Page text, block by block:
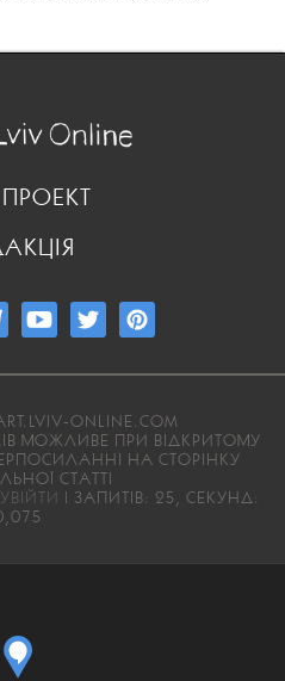
ONLINE.COM
МОЖЛИВЕ ПРИ ВІДКРИТОМУ
НА СТОРІНКУ
СТАТТІ
УВІЙТИ | ЗАПИТІВ: 25, СЕКУНД: